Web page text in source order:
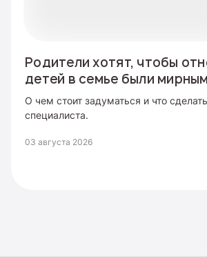
Родители хотят, чтобы
детей в семье были
О чем стоит задуматься и что
специалиста.
03 августа 2026